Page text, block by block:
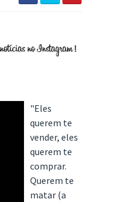
"Eles
querem te
vender, eles
querem te
comprar.
Querem te
matar (a